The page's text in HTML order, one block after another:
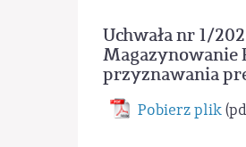
Uchwała nr 1/
Magazynowanie
przyznawania
Pobierz plik